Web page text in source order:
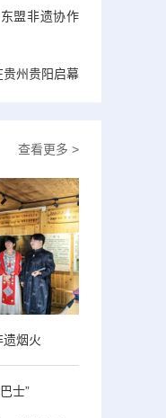
盟非遗协作
州贵阳启幕
查看更多 >
遗烟火
士”